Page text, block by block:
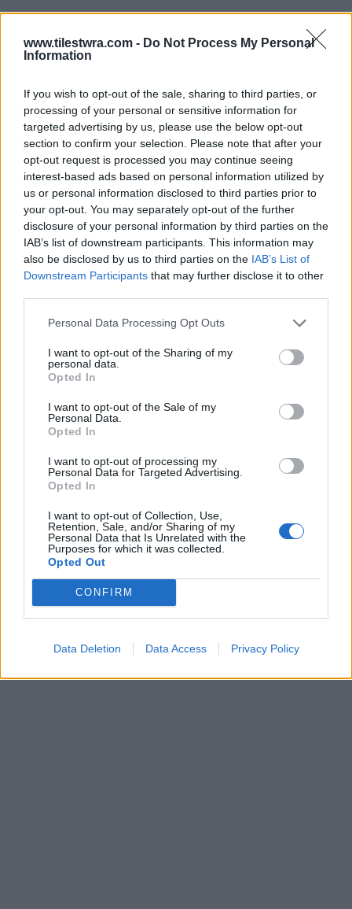
www.tilestwra.com - Do Not Process My Personal
Information
If you wish to opt-out of the sale, sharing to third parties, or
processing of your personal or sensitive information for
targeted advertising by us, please use the below opt-out
section to confirm your selection. Please note that after your
opt-out request is processed you may continue seeing
interest-based ads based on personal information utilized by
us or personal information disclosed to third parties prior to
your opt-out. You may separately opt-out of the further
disclosure of your personal information by third parties on the
IAB’s list of downstream participants. This information may
also be disclosed by us to third parties on the IAB’s List of
Downstream Participants that may further disclose it to other
Personal Data Processing Opt Outs
I want to opt-out of the Sharing of my
personal data.
Opted In
I want to opt-out of the Sale of my
Personal Data.
Opted In
I want to opt-out of processing my
Personal Data for Targeted Advertising.
Opted In
I want to opt-out of Collection, Use,
Retention, Sale, and/or Sharing of my
Personal Data that Is Unrelated with the
Purposes for which it was collected.
Opted Out
CONFIRM
Data Deletion Data Access Privacy Policy
Όλιβερ – Αράχωβα: Ανατροπή με τον
θάνατο του
Ανατροπή καταγράφεται στη συγκλονιστική
υπόθεση του χάσκι Όλιβερ που έχασε τη ζωή
του στην Αράχωβα και συγκλόνισε το
Πανελλήνιο. Το άτυχο ζώο φερόταν να έχει
κακοποιηθεί από ανθρώπινο χέρι ωστόσο η
προέκυψε.
Συγκεκριμένα, από το βιντεοληπτικό υλικό που
βρίσκεται στα χέρια της ΕΛΑΣ, προκύπτει ο
Όλιβερ δεν υπέστη κανενός είδους κακοποίηση
από άνθρωπο. Αντιθέτως, σύμφωνα με
πληροφορίες το DEBATER, διακρίνεται
ξεκάθαρα στο βίντεο πως το χάσκι έπεσε θύμα